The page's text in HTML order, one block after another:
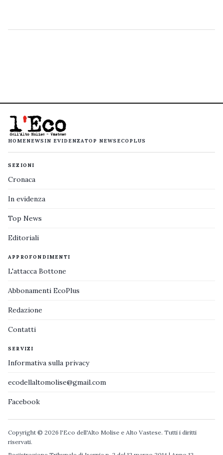
HOMENEWS IN EVIDENZATOP NEWS ECOPLUS
SEZIONI
Cronaca
In evidenza
Top News
Editoriali
APPROFONDIMENTI
L'attacca Bottone
Abbonamenti EcoPlus
Redazione
Contatti
SERVIZI
Informativa sulla privacy
ecodellaltomolise@gmail.com
Facebook
Copyright © 2026 l'Eco dell'Alto Molise e Alto Vastese. Tutti i diritti
riservati.